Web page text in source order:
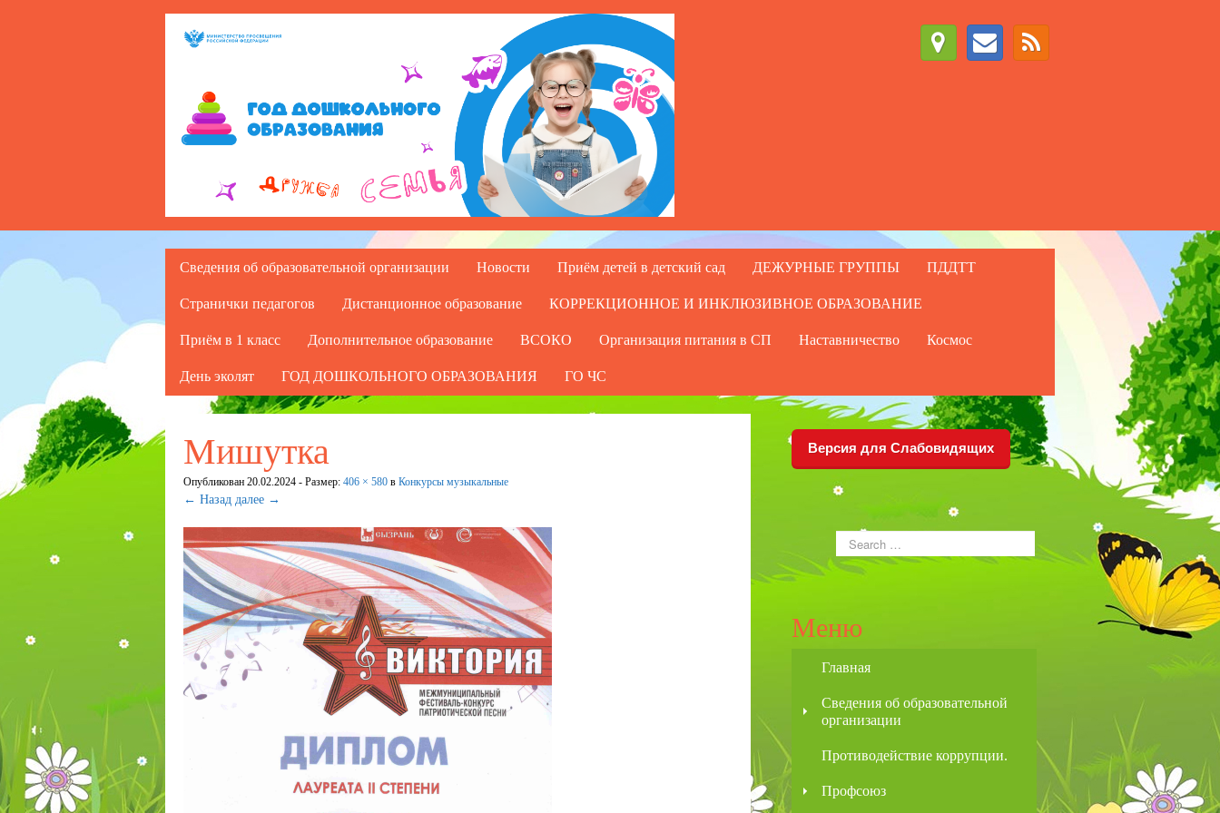
Сведения об образовательной организации Новости Приём детей в детский сад ДЕЖУРНЫЕ ГРУППЫ ПДДТТ
Странички педагогов Дистанционное образование КОРРЕКЦИОННОЕ И ИНКЛЮЗИВНОЕ ОБРАЗОВАНИЕ
Приём в 1 класс Дополнительное образование ВСОКО Организация питания в СП Наставничество Космос
День эколят ГОД ДОШКОЛЬНОГО ОБРАЗОВАНИЯ ГО ЧС
Мишутка
Опубликован 20.02.2024 - Размер: 406 × 580 в Конкурсы музыкальные
← Назад далее →
Версия для Слабовидящих
Меню
Главная
Сведения об образовательной
организации
Противодействие коррупции.
Профсоюз